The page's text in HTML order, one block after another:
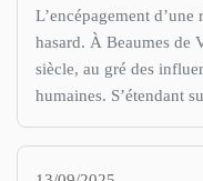
L’encépagement
hasard. À Beaumes de
siècle, au gré des
humaines. S’étendant